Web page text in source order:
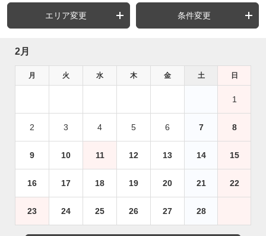
エリア変更 条件変更
2月
月 火 水 木 金 土 日
1
2 3 4 5 6 7 8
9 10 11 12 13 14 15
16 17 18 19 20 21 22
23 24 25 26 27 28